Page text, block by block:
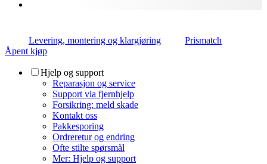
Levering, montering og klargjøring
Prismatch
Åpent kjøp
Hjelp og support
Reparasjon og service
Support via fjernhjelp
Forsikring: meld skade
Kontakt oss
Pakkesporing
Ordreretur og endring
Ofte stilte spørsmål
Mer: Hjelp og support